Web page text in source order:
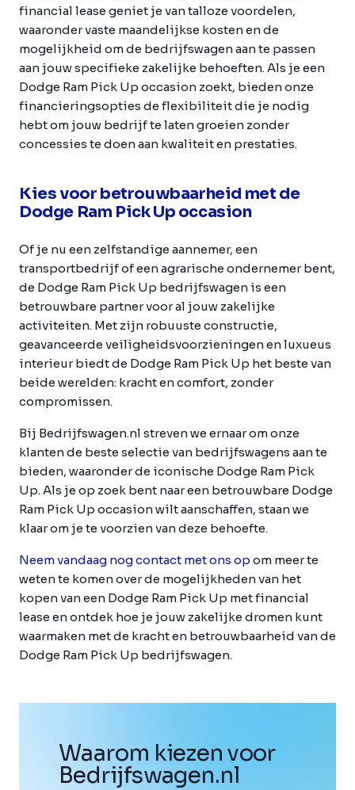
financial lease geniet je van talloze voordelen,
waaronder vaste maandelijkse kosten en de
mogelijkheid om de bedrijfswagen aan te passen
aan jouw specifieke zakelijke behoeften. Als je een
Dodge Ram Pick Up occasion zoekt, bieden onze
financieringsopties de flexibiliteit die je nodig
hebt om jouw bedrijf te laten groeien zonder
concessies te doen aan kwaliteit en prestaties.
Kies voor betrouwbaarheid met de
Dodge Ram Pick Up occasion
Of je nu een zelfstandige aannemer, een
transportbedrijf of een agrarische ondernemer bent,
de Dodge Ram Pick Up bedrijfswagen is een
betrouwbare partner voor al jouw zakelijke
activiteiten. Met zijn robuuste constructie,
geavanceerde veiligheidsvoorzieningen en luxueus
interieur biedt de Dodge Ram Pick Up het beste van
beide werelden: kracht en comfort, zonder
compromissen.
Bij Bedrijfswagen.nl streven we ernaar om onze
klanten de beste selectie van bedrijfswagens aan te
bieden, waaronder de iconische Dodge Ram Pick
Up. Als je op zoek bent naar een betrouwbare Dodge
Ram Pick Up occasion wilt aanschaffen, staan we
klaar om je te voorzien van deze behoefte.
Neem vandaag nog contact met ons op om meer te
weten te komen over de mogelijkheden van het
kopen van een Dodge Ram Pick Up met financial
lease en ontdek hoe je jouw zakelijke dromen kunt
waarmaken met de kracht en betrouwbaarheid van de
Dodge Ram Pick Up bedrijfswagen.
Waarom kiezen voor
Bedrijfswagen.nl